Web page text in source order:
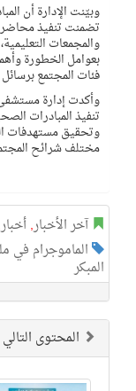
وبيّنت الإدارة أن
تضمنت تنفيذ
والمجمعات
بعوامل الخطورة
فئات المجتمع
وأكدت إدارة
تنفيذ المبادرات
وتحقيق مستهدفات
مختلف شرائح
آخر الأخبار,أخبار
الماموجرام في
المبكر
المحتوى التالي